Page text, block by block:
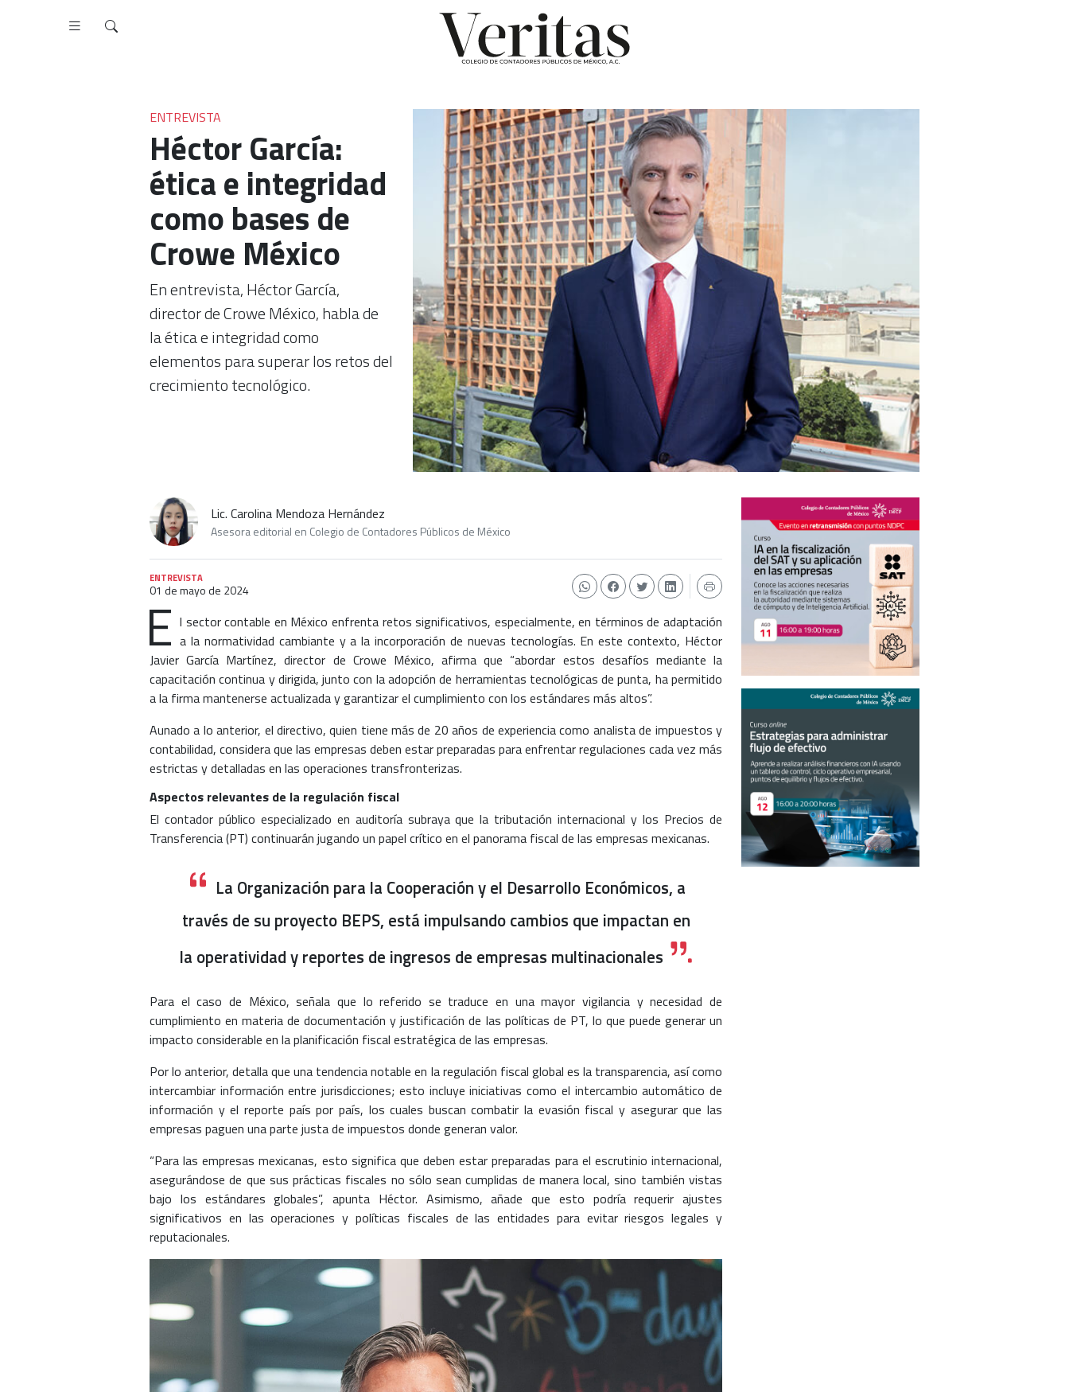
ENTREVISTA
Héctor García:
ética e integridad
como bases de
Crowe México
En entrevista, Héctor García,
director de Crowe México, habla de
la ética e integridad como
elementos para superar los retos del
crecimiento tecnológico.
Lic. Carolina Mendoza Hernández
Asesora editorial en Colegio de Contadores Públicos de México
ENTREVISTA
01 de mayo de 2024
E l sector contable en México enfrenta retos significativos, especialmente, en términos de adaptación
a la normatividad cambiante y a la incorporación de nuevas tecnologías. En este contexto, Héctor
Javier García Martínez, director de Crowe México, afirma que “abordar estos desafíos mediante la
capacitación continua y dirigida, junto con la adopción de herramientas tecnológicas de punta, ha permitido
a la firma mantenerse actualizada y garantizar el cumplimiento con los estándares más altos”.
Aunado a lo anterior, el directivo, quien tiene más de 20 años de experiencia como analista de impuestos y
contabilidad, considera que las empresas deben estar preparadas para enfrentar regulaciones cada vez más
estrictas y detalladas en las operaciones transfronterizas.
Aspectos relevantes de la regulación fiscal
El contador público especializado en auditoría subraya que la tributación internacional y los Precios de
Transferencia (PT) continuarán jugando un papel crítico en el panorama fiscal de las empresas mexicanas.
La Organización para la Cooperación y el Desarrollo Económicos, a
través de su proyecto BEPS, está impulsando cambios que impactan en
la operatividad y reportes de ingresos de empresas multinacionales
Para el caso de México, señala que lo referido se traduce en una mayor vigilancia y necesidad de
cumplimiento en materia de documentación y justificación de las políticas de PT, lo que puede generar un
impacto considerable en la planificación fiscal estratégica de las empresas.
Por lo anterior, detalla que una tendencia notable en la regulación fiscal global es la transparencia, así como
intercambiar información entre jurisdicciones; esto incluye iniciativas como el intercambio automático de
información y el reporte país por país, los cuales buscan combatir la evasión fiscal y asegurar que las
empresas paguen una parte justa de impuestos donde generan valor.
“Para las empresas mexicanas, esto significa que deben estar preparadas para el escrutinio internacional,
asegurándose de que sus prácticas fiscales no sólo sean cumplidas de manera local, sino también vistas
bajo los estándares globales”, apunta Héctor. Asimismo, añade que esto podría requerir ajustes
significativos en las operaciones y políticas fiscales de las entidades para evitar riesgos legales y
reputacionales.